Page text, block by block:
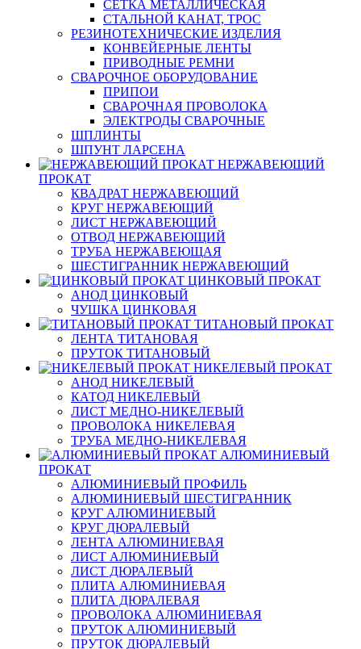
СЕТКА МЕТАЛЛИЧЕСКАЯ
СТАЛЬНОЙ КАНАТ, ТРОС
РЕЗИНОТЕХНИЧЕСКИЕ ИЗДЕЛИЯ
КОНВЕЙЕРНЫЕ ЛЕНТЫ
ПРИВОДНЫЕ РЕМНИ
СВАРОЧНОЕ ОБОРУДОВАНИЕ
ПРИПОИ
СВАРОЧНАЯ ПРОВОЛОКА
ЭЛЕКТРОДЫ СВАРОЧНЫЕ
ШПЛИНТЫ
ШПУНТ ЛАРСЕНА
НЕРЖАВЕЮЩИЙ
ПРОКАТ
КВАДРАТ НЕРЖАВЕЮЩИЙ
КРУГ НЕРЖАВЕЮЩИЙ
ЛИСТ НЕРЖАВЕЮЩИЙ
ОТВОД НЕРЖАВЕЮЩИЙ
ТРУБА НЕРЖАВЕЮЩАЯ
ШЕСТИГРАННИК НЕРЖАВЕЮЩИЙ
ЦИНКОВЫЙ ПРОКАТ
АНОД ЦИНКОВЫЙ
ЧУШКА ЦИНКОВАЯ
ТИТАНОВЫЙ ПРОКАТ
ЛЕНТА ТИТАНОВАЯ
ПРУТОК ТИТАНОВЫЙ
НИКЕЛЕВЫЙ ПРОКАТ
АНОД НИКЕЛЕВЫЙ
КАТОД НИКЕЛЕВЫЙ
ЛИСТ МЕДНО-НИКЕЛЕВЫЙ
ПРОВОЛОКА НИКЕЛЕВАЯ
ТРУБА МЕДНО-НИКЕЛЕВАЯ
АЛЮМИНИЕВЫЙ
ПРОКАТ
АЛЮМИНИЕВЫЙ ПРОФИЛЬ
АЛЮМИНИЕВЫЙ ШЕСТИГРАННИК
КРУГ АЛЮМИНИЕВЫЙ
КРУГ ДЮРАЛЕВЫЙ
ЛЕНТА АЛЮМИНИЕВАЯ
ЛИСТ АЛЮМИНИЕВЫЙ
ЛИСТ ДЮРАЛЕВЫЙ
ПЛИТА АЛЮМИНИЕВАЯ
ПЛИТА ДЮРАЛЕВАЯ
ПРОВОЛОКА АЛЮМИНИЕВАЯ
ПРУТОК АЛЮМИНИЕВЫЙ
ПРУТОК ДЮРАЛЕВЫЙ